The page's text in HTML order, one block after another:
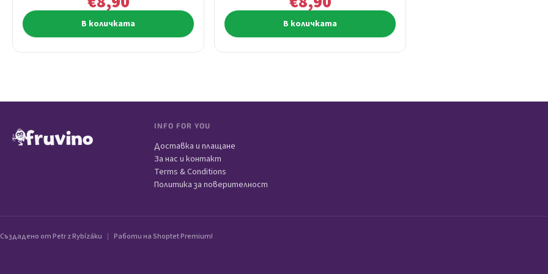
В количката В количката
Футер INFO FOR YOU
Доставка и плащане
За нас и контакт
Terms & Conditions
Политика за поверителност
Създадено от Petr z Rybízáku | Работи на Shoptet Premium!